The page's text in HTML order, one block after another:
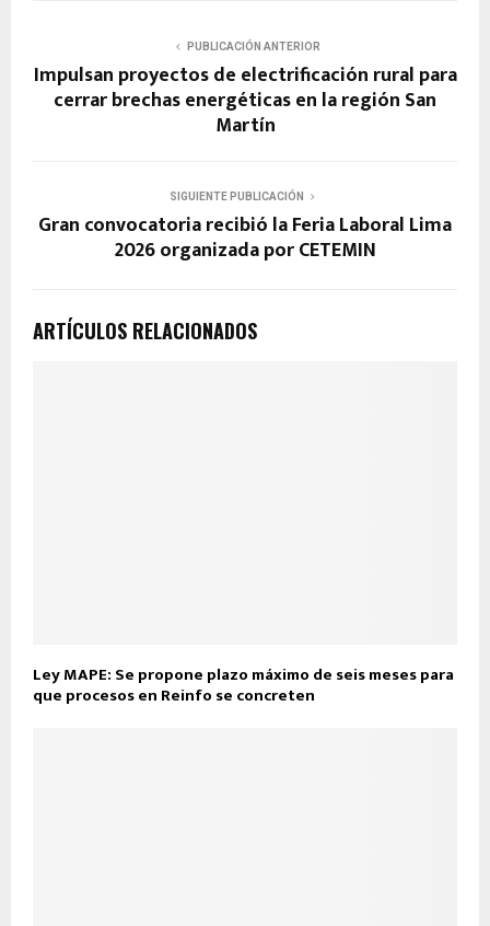
PUBLICACIÓN ANTERIOR
Impulsan proyectos de electrificación rural para
cerrar brechas energéticas en la región San
Martín
SIGUIENTE PUBLICACIÓN
Gran convocatoria recibió la Feria Laboral Lima
2026 organizada por CETEMIN
ARTÍCULOS RELACIONADOS
Ley MAPE: Se propone plazo máximo de seis meses para
que procesos en Reinfo se concreten